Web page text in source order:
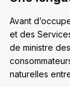
Avant
et des
de ministre
naturelles